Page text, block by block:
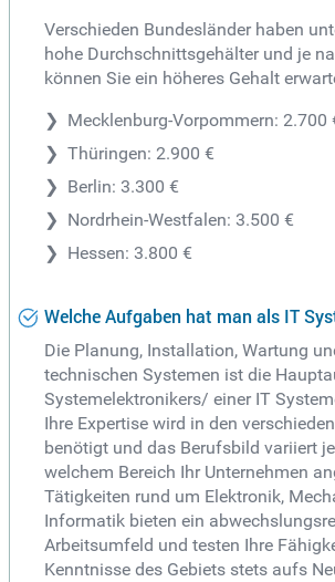
Verschieden Bundesländer haben
hohe Durchschnittsgehälter und je
können Sie ein höheres Gehalt
Mecklenburg-Vorpommern: 2.700
Thüringen: 2.900 €
Berlin: 3.300 €
Nordrhein-Westfalen: 3.500 €
Hessen: 3.800 €
Welche Aufgaben hat man als IT
Die Planung, Installation, Wartung
technischen Systemen ist die
Systemelektronikers/ einer IT
Ihre Expertise wird in den
benötigt und das Berufsbild variiert
welchem Bereich Ihr Unternehmen
Tätigkeiten rund um Elektronik,
Informatik bieten ein
Arbeitsumfeld und testen Ihre
Kenntnisse des Gebiets stets aufs